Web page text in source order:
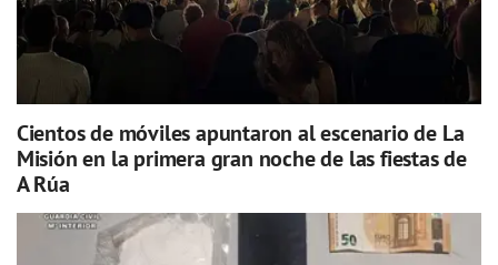
Cientos de móviles apuntaron al escenario de La
Misión en la primera gran noche de las fiestas de
A Rúa